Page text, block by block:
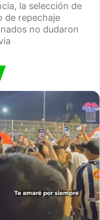
la selección de
de repechaje
no dudaron